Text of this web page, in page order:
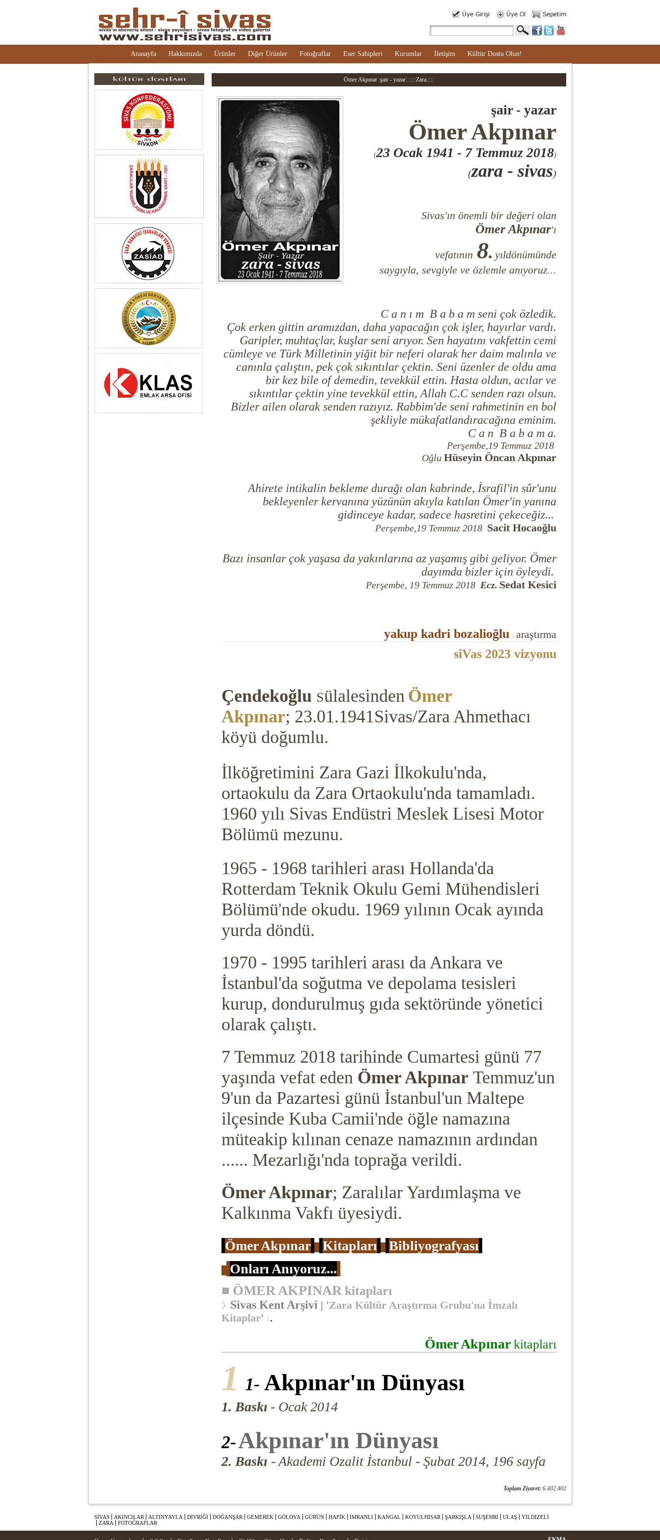
Anasayfa Hakkımızda Ürünler Diğer Ürünler Fotoğraflar Eser Sahipleri Kurumlar İletişim Kültür Dostu Olun!
Ömer Akpınar :şair - yazar: :::::Zara:::::
şair - yazar
Ömer Akpınar
(23 Ocak 1941 - 7 Temmuz 2018)
(zara - sivas)
Sivas'ın önemli bir değeri olan
Ömer Akpınar'ı
vefatının 8. yıldönümünde
saygıyla, sevgiyle ve özlemle anıyoruz...
C a n ı m B a b a m seni çok özledik.
Çok erken gittin aramızdan, daha yapacağın çok işler, hayırlar vardı.
Garipler, muhtaçlar, kuşlar seni arıyor. Sen hayatını vakfettin cemi
cümleye ve Türk Milletinin yiğit bir neferi olarak her daim malınla ve
canınla çalıştın, pek çok sıkıntılar çektin. Seni üzenler de oldu ama
bir kez bile of demedin, tevekkül ettin. Hasta oldun, acılar ve
sıkıntılar çektin yine tevekkül ettin, Allah C.C senden razı olsun.
Bizler ailen olarak senden razıyız. Rabbim'de seni rahmetinin en bol
şekliyle mükafatlandıracağına eminim.
C a n B a b a m a.
Perşembe,19 Temmuz 2018
Oğlu Hüseyin Öncan Akpınar
Ahirete intikalin bekleme durağı olan kabrinde, İsrafil'in sûr'unu
bekleyenler kervanına yüzünün akıyla katılan Ömer'in yanına
gidinceye kadar, sadece hasretini çekeceğiz...
Perşembe,19 Temmuz 2018 Sacit Hocaoğlu
Bazı insanlar çok yaşasa da yakınlarına az yaşamış gibi geliyor. Ömer
dayımda bizler için öyleydi.
Perşembe, 19 Temmuz 2018 Ecz. Sedat Kesici
yakup kadri bozalioğlu araştırma
siVas 2023 vizyonu
Çendekoğlu Sülalesinden Ömer
Akpınar; 23.01.1941Sivas/Zara Ahmethacı
köyü doğumlu.
İlköğretimini Zara Gazi İlkokulu'nda,
ortaokulu da Zara Ortaokulu'nda tamamladı.
1960 yılı Sivas Endüstri Meslek Lisesi Motor
Bölümü mezunu.
1965 - 1968 tarihleri arası Hollanda'da
Rotterdam Teknik Okulu Gemi Mühendisleri
Bölümü'nde okudu. 1969 yılının Ocak ayında
yurda döndü.
1970 - 1995 tarihleri arası da Ankara ve
İstanbul'da soğutma ve depolama tesisleri
kurup, dondurulmuş gıda sektöründe yönetici
olarak çalıştı.
7 Temmuz 2018 tarihinde Cumartesi günü 77
yaşında vefat eden Ömer Akpınar Temmuz'un
9'un da Pazartesi günü İstanbul'un Maltepe
ilçesinde Kuba Camii'nde öğle namazına
müteakip kılınan cenaze namazının ardından
...... Mezarlığı'nda toprağa verildi.
Ömer Akpınar; Zaralılar Yardımlaşma ve
Kalkınma Vakfı üyesiydi.
Ömer Akpınar Kitapları
Bibliyografyası
Onları Anıyoruz...
■ ÖMER AKPINAR kitapları
》 Sivas Kent Arşivi | 'Zara Kültür Araştırma Grubu'na İmzalı
Kitaplar' 《 .
Ömer Akpınar kitapları
1 1- Akpınar'ın Dünyası
1. Baskı - Ocak 2014
2-Akpınar'ın Dünyası
2. Baskı - Akademi Ozalit İstanbul - Şubat 2014, 196 sayfa
Toplam Ziyaret: 6.402.402
SİVAS AKINCILAR ALTINYAYLA DİVRİĞİ DOĞANŞAR GEMEREK GÖLOVA GÜRÜN HAFİK İMRANLI KANGAL KOYULHİSAR ŞARKIŞLA SUŞEHRİ ULAŞ
YILDIZELİ
ZARA
FOTOĞRAFLAR